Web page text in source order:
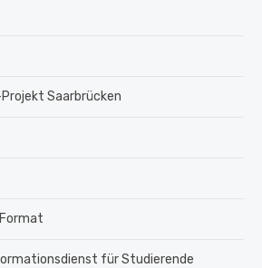
Saarbrücken
für Studierende